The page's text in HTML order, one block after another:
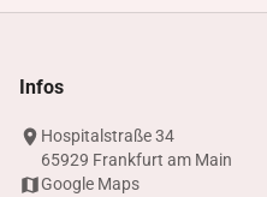
Infos
Hospitalstraße 34
65929 Frankfurt am Main
Google Maps